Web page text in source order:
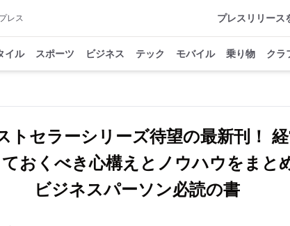
レス プレスリリース
イル スポーツ ビジネス テック モバイル 乗り物 クラ
トセラーシリーズ待望の最新刊！
おくべき心構えとノウハウをまと
ビジネスパーソン必読の書